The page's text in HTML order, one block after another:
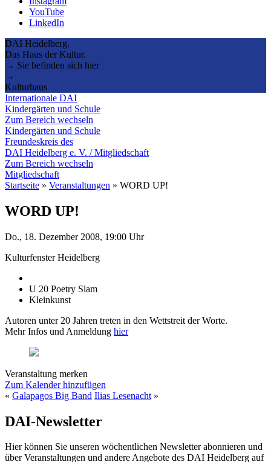
YouTube
LinkedIn
DAI Heidelberg.
Das Haus der Kultur.
→ Sie befinden sich hier
→
Kulturhaus
Internationale DAI
Kindergärten und Schule
Zum Bereich wechseln
Kindergärten und Schule
Freundeskreis des
DAI Heidelberg e. V. / Mitgliedschaft
Zum Bereich wechseln
Mitgliedschaft
Startseite » Veranstaltungen » WORD UP!
WORD UP!
Do., 18. Dezember 2008, 19:00 Uhr
Kulturfenster Heidelberg
U 20 Poetry Slam
Kleinkunst
Autoren unter 20 Jahren treten in den Wettstreit der Worte.
Mehr Infos und Anmeldung hier
Veranstaltung merken
Zum Kalender hinzufügen
« Galapagos Big Band Ilias Lesenacht »
DAI-Newsletter
Hier können Sie unseren wöchentlichen Newsletter abonnieren und
über Veranstaltungen und andere Angebote des DAI Heidelberg auf